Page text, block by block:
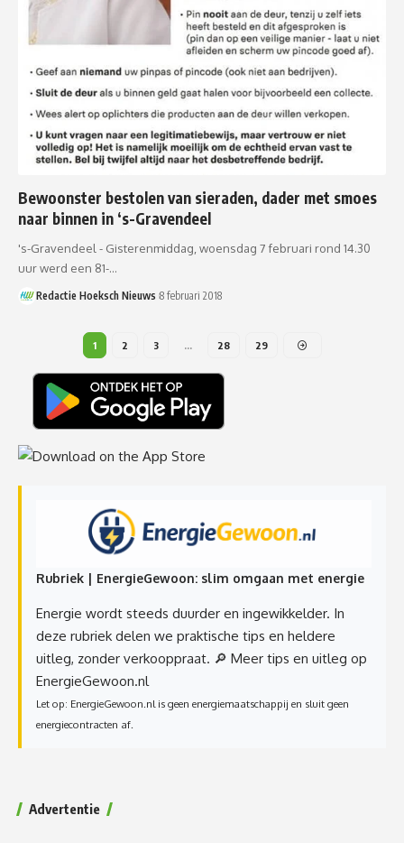
Bewoonster bestolen van sieraden, dader met smoes
naar binnen in ‘s-Gravendeel
's-Gravendeel - Gisterenmiddag, woensdag 7 februari rond 14.30
uur werd een 81-…
Redactie Hoeksch Nieuws 8 februari 2018
1 2 3 28 29
Rubriek | EnergieGewoon: slim omgaan met energie
Energie wordt steeds duurder en ingewikkelder. In
deze rubriek delen we praktische tips en heldere
uitleg, zonder verkooppraat. 🔎 Meer tips en uitleg op
EnergieGewoon.nl
Let op: EnergieGewoon.nl is geen energiemaatschappij en sluit geen
energiecontracten af.
Advertentie